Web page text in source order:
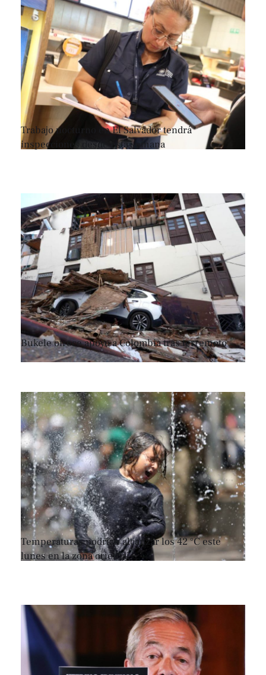
Trabajo nocturno en El Salvador tendrá
inspecciones desde esta semana
Bukele ofrece apoyo a Colombia tras terremoto
Temperaturas podrían alcanzar los 42 °C este
lunes en la zona oriental